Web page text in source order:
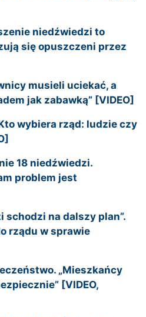
niedźwiedzi to
się opuszczeni przez
musieli uciekać, a
jak zabawką” [VIDEO]
wybiera rząd: ludzie czy
18 niedźwiedzi.
problem jest
schodzi na dalszy plan”.
rządu w sprawie
„Mieszkańcy
[VIDEO,